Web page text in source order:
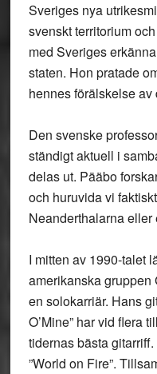
Sveriges nya
svenskt territorium
med Sveriges
staten. Hon pratade
hennes förälskelse av
Den svenske
ständigt aktuell i
delas ut. Pääbo
och huruvida vi
Neanderthalarna eller
I mitten av 1990-talet
amerikanska gruppen
en solokarriär. Hans
O’Mine” har vid flera
tidernas bästa
”World on Fire”.